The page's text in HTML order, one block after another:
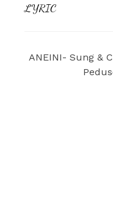
LYRIC
ANEINI- Sung &